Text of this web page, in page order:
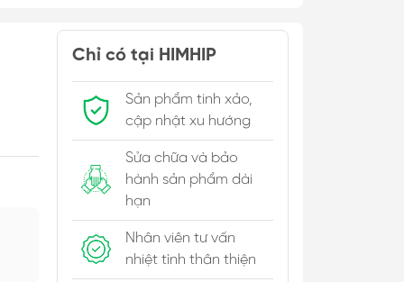
Bản To
Vòng Cổ Thời Trang
Kiềng Cổ
Chỉ có tại HIMHIP
Sản phẩm tinh xảo,
cập nhật xu hướng
Sửa chữa và bảo
hành sản phẩm dài
hạn
Nhân viên tư vấn
nhiệt tình thân thiện